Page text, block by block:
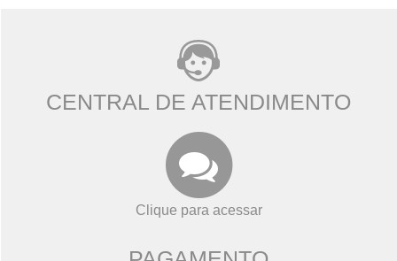
CENTRAL DE ATENDIMENTO
Clique para acessar